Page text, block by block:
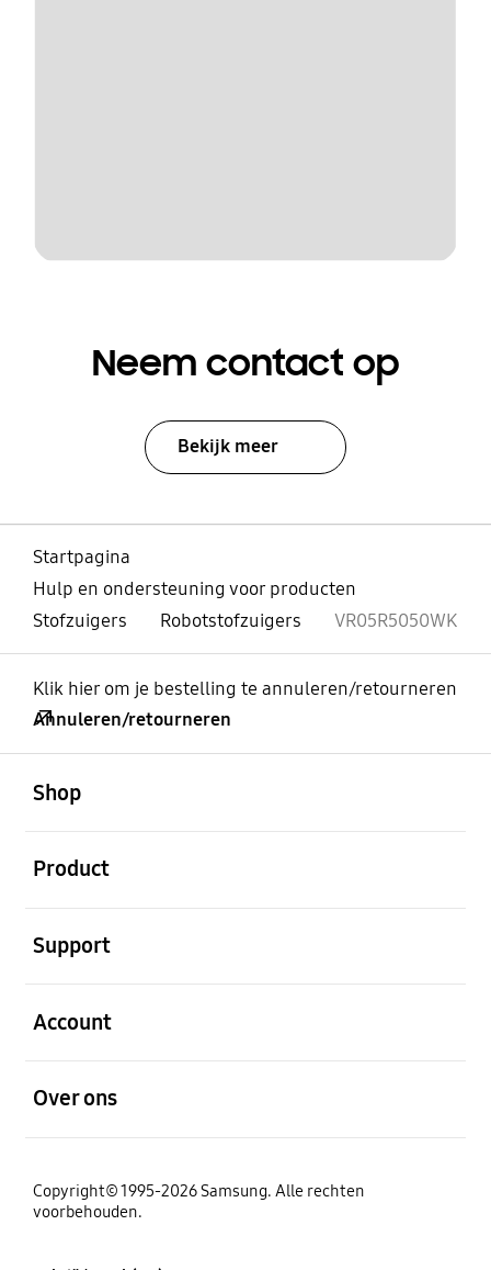
Neem contact op
Bekijk meer
Startpagina
Hulp en ondersteuning voor producten
Stofzuigers
Robotstofzuigers VR05R5050WK
Klik hier om je bestelling te annuleren/retourneren
Annuleren/retourneren
Shop
Product
Support
Account
Over ons
Copyright© 1995-2026 Samsung. Alle rechten
voorbehouden.